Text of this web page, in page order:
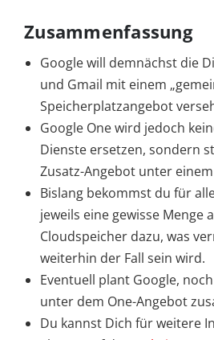
Zusammenfassung
Google will demnächst die
und Gmail mit einem
Speicherplatzangebot
Google One wird jedoch
Dienste ersetzen, sondern
Zusatz-Angebot unter
Bislang bekommst du für
jeweils eine gewisse Menge
Cloudspeicher dazu, was
weiterhin der Fall sein wird.
Eventuell plant Google,
unter dem One-Angebot
Du kannst Dich für weitere